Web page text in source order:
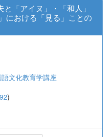
と「アイヌ」・「和人」
における「見る」ことの
文化教育学講座
)